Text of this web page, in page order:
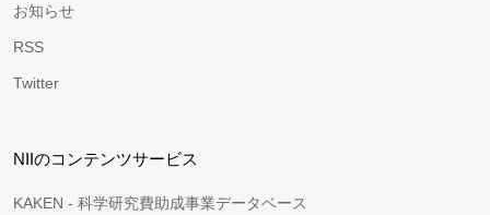
お知らせ
RSS
Twitter
NIIのコンテンツサービス
KAKEN - 科学研究費助成事業データベース